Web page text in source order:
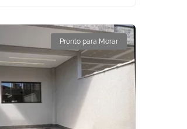
Pronto para Morar